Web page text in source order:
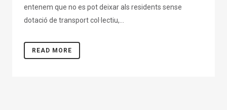
entenem que no es pot deixar als residents sense
dotació de transport col·lectiu,...
READ MORE